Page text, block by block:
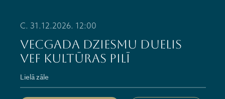
C. 31.12.2026. 12:00
Vecgada Dziesmu duelis
VEF Kultūras pilī
Lielā zāle